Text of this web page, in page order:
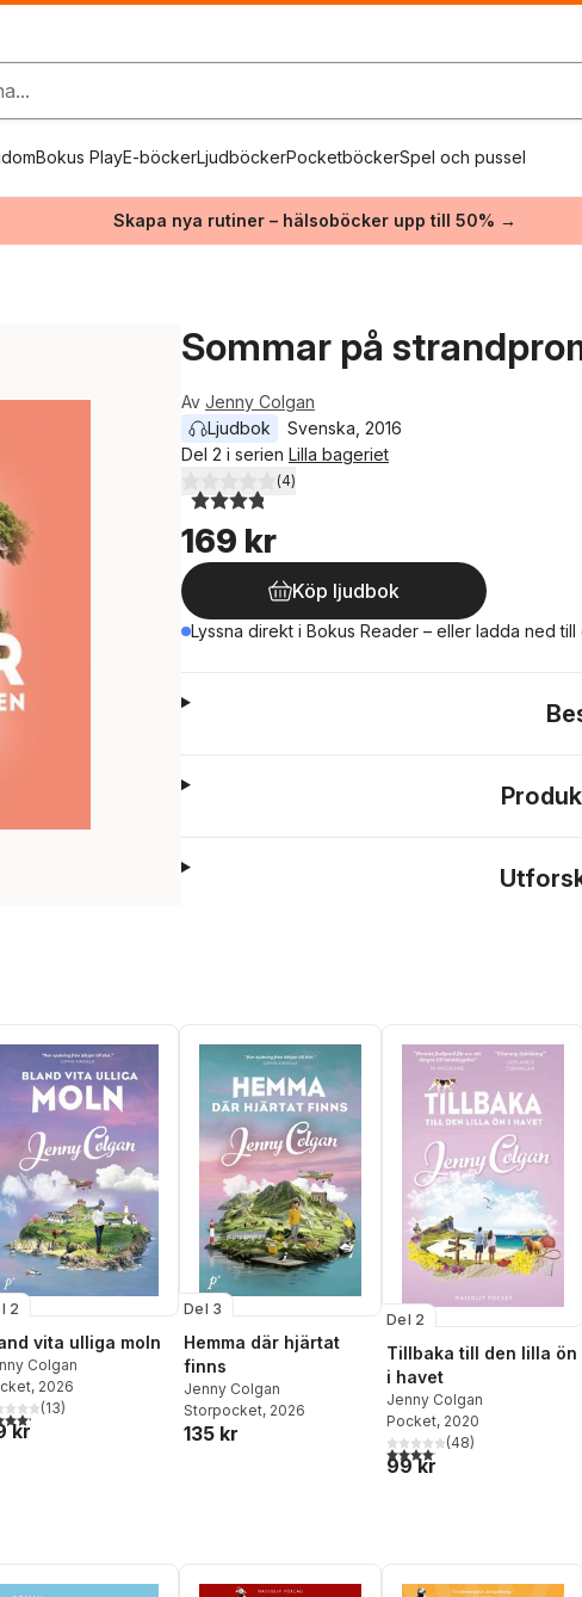
Bokus PlayE-böckerLjudböckerPocketböckerSpel och pussel
Skapa nya rutiner – hälsoböcker upp till 50% →
Sommar på
Av Jenny Colgan
Ljudbok
Svenska 2016
Del 2 i serien Lilla bageriet
3,8utav 5 stjärnor. Totalt antal röster:
(4)
169 kr
Köp ljudbok
Lyssna direkt i Bokus Reader – eller ladda ned
2
vita ulliga moln
Colgan
, 2026
utav 5 stjärnor. Totalt antal röster:
(13)
kr
Del 3
Hemma där hjärtat
finns
Jenny Colgan
Storpocket, 2026
135 kr
Del 2
Tillbaka till den lilla ön
i havet
Jenny Colgan
Pocket, 2020
4,1utav 5 stjärnor. Totalt
(48)
99 kr